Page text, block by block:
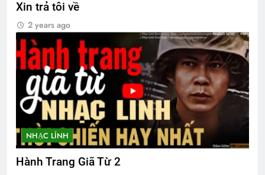
Xin trả tôi về
2 years ago
NHẠC LÍNH
Hành Trang Giã Từ 2